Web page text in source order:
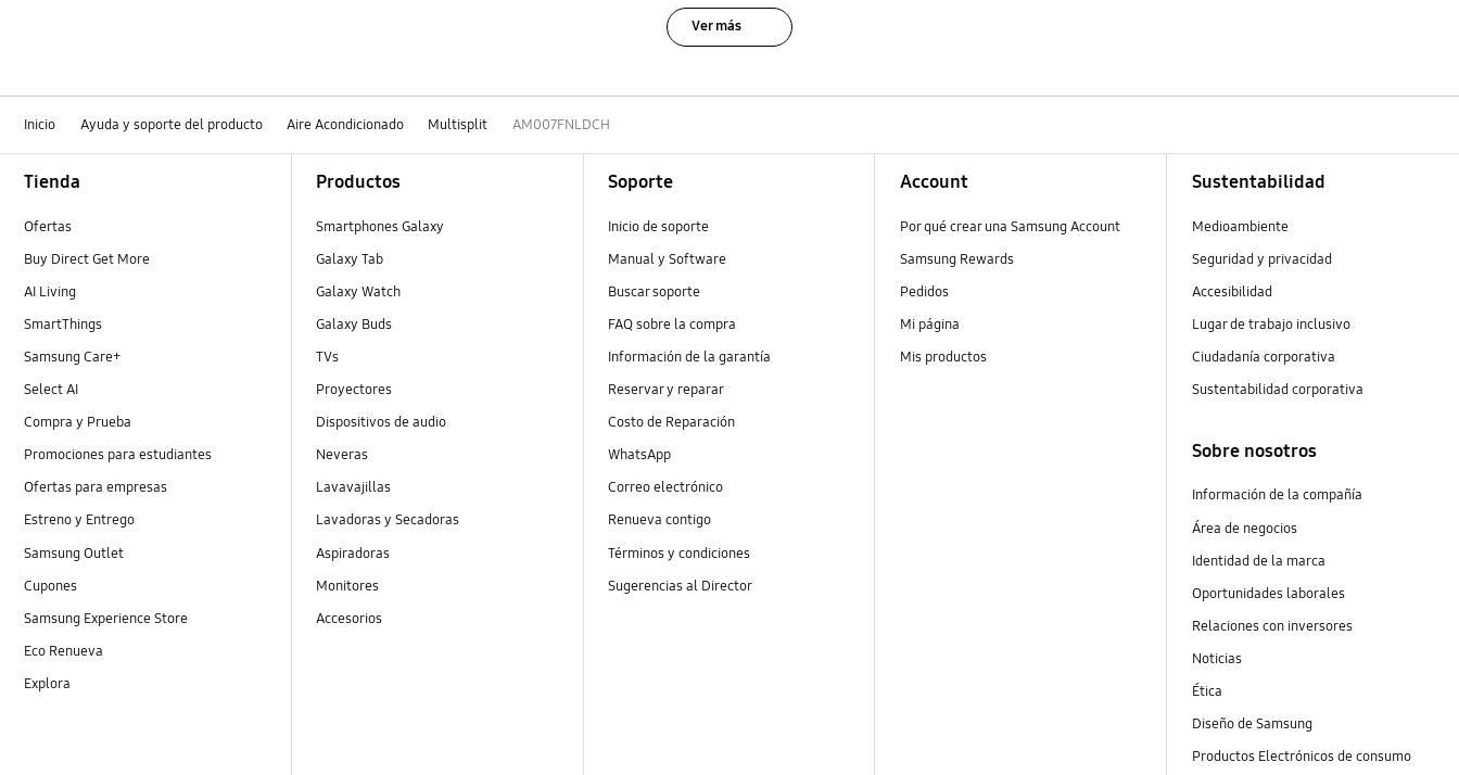
Ver más
Inicio Ayuda y soporte del producto Aire Acondicionado Multisplit AM007FNLDCH
Tienda
Ofertas
Buy Direct Get More
AI Living
SmartThings
Samsung Care+
Select AI
Compra y Prueba
Promociones para estudiantes
Ofertas para empresas
Estreno y Entrego
Samsung Outlet
Cupones
Samsung Experience Store
Eco Renueva
Explora
Productos
Smartphones Galaxy
Galaxy Tab
Galaxy Watch
Galaxy Buds
TVs
Proyectores
Dispositivos de audio
Neveras
Lavavajillas
Lavadoras y Secadoras
Aspiradoras
Monitores
Accesorios
Soporte
Inicio de soporte
Manual y Software
Buscar soporte
FAQ sobre la compra
Información de la garantía
Reservar y reparar
Costo de Reparación
WhatsApp
Correo electrónico
Renueva contigo
Términos y condiciones
Sugerencias al Director
Account
Por qué crear una Samsung Account
Samsung Rewards
Pedidos
Mi página
Mis productos
Sustentabilidad
Medioambiente
Seguridad y privacidad
Accesibilidad
Lugar de trabajo inclusivo
Ciudadanía corporativa
Sustentabilidad corporativa
Sobre nosotros
Información de la compañía
Área de negocios
Identidad de la marca
Oportunidades laborales
Relaciones con inversores
Noticias
Ética
Diseño de Samsung
Productos Electrónicos de consumo